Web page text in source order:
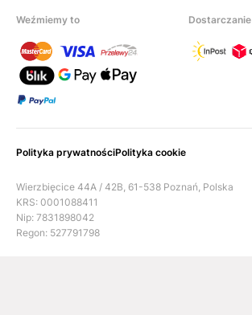
Weźmiemy to Dostarczanie
Polityka prywatnościPolityka cookie
Wierzbięcice 44A / 42B, 61-538 Poznań, Polska
KRS: 0001088411
Nip: 7831898042
Regon: 527791798